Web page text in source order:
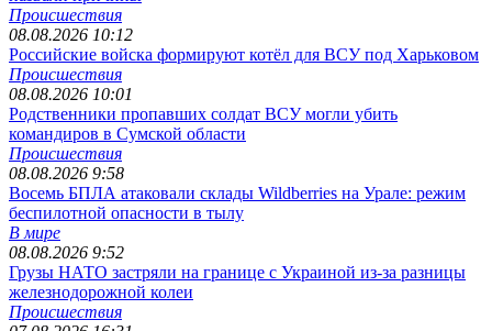
Происшествия
08.08.2026 10:12
Российские войска формируют котёл для ВСУ под Харьковом
Происшествия
08.08.2026 10:01
Родственники пропавших солдат ВСУ могли убить
командиров в Сумской области
Происшествия
08.08.2026 9:58
Восемь БПЛА атаковали склады Wildberries на Урале: режим
беспилотной опасности в тылу
В мире
08.08.2026 9:52
Грузы НАТО застряли на границе с Украиной из-за разницы
железнодорожной колеи
Происшествия